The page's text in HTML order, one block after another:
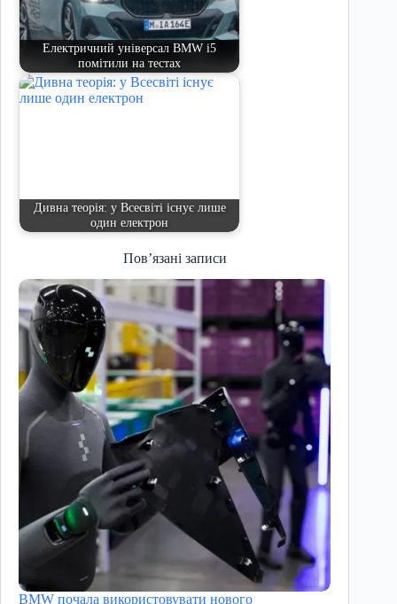
Електричний універсал BMW i5
помітили на тестах
Дивна теорія: у Всесвіті існує лише
один електрон
Пов’язані записи
BMW почала використовувати нового